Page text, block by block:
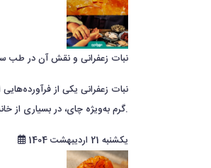
نبات زعفرانی و نقش آن در طب
نبات زعفرانی یکی از
گرم به‌ویژه چای، در بسیاری از خانه‌های ایرانی دیده می‌شود.
یکشنبه 21 اردیبهشت 1404